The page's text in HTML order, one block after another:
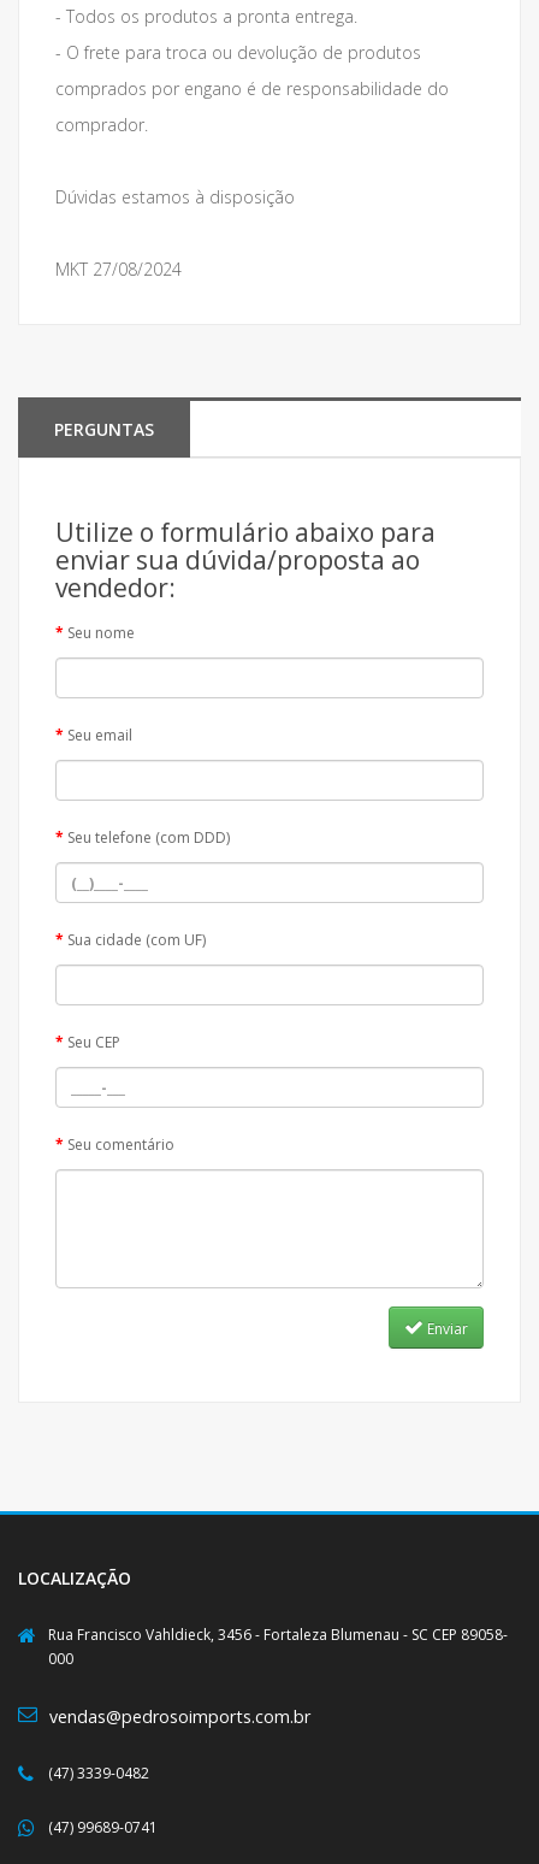
- Todos os produtos a pronta entrega.
- O frete para troca ou devolução de produtos
comprados por engano é de responsabilidade do
comprador.
Dúvidas estamos à disposição
MKT 27/08/2024
PERGUNTAS
Utilize o formulário abaixo para
enviar sua dúvida/proposta ao
vendedor:
Seu nome
Seu email
Seu telefone (com DDD)
Sua cidade (com UF)
Seu CEP
Seu comentário
Enviar
LOCALIZAÇÃO
Rua Francisco Vahldieck, 3456 - Fortaleza Blumenau - SC CEP 89058-
000
vendas@pedrosoimports.com.br
(47) 3339-0482
(47) 99689-0741